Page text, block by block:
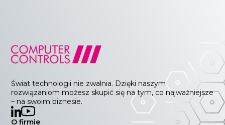
Świat technologii nie zwalnia. Dzięki naszym
rozwiązaniom możesz skupić się na tym, co najważniejsze
– na swoim biznesie.
O firmie